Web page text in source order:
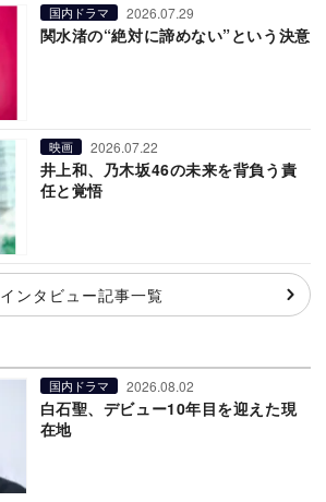
国内ドラマ 2026.07.29
関水渚の“絶対に諦めない”という決意
映画 2026.07.22
井上和、乃木坂46の未来を背負う責
任と覚悟
インタビュー記事一覧
国内ドラマ 2026.08.02
白石聖、デビュー10年目を迎えた現
在地